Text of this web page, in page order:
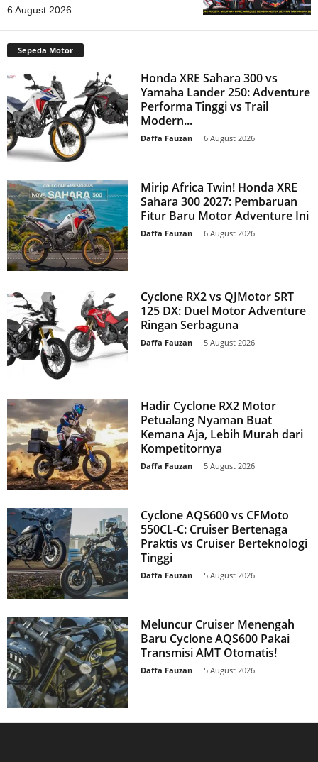
6 August 2026
Sepeda Motor
Honda XRE Sahara 300 vs
Yamaha Lander 250: Adventure
Performa Tinggi vs Trail
Modern...
Daffa Fauzan 6 August 2026
Mirip Africa Twin! Honda XRE
Sahara 300 2027: Pembaruan
Fitur Baru Motor Adventure Ini
Daffa Fauzan 6 August 2026
Cyclone RX2 vs QJMotor SRT
125 DX: Duel Motor Adventure
Ringan Serbaguna
Daffa Fauzan 5 August 2026
Hadir Cyclone RX2 Motor
Petualang Nyaman Buat
Kemana Aja, Lebih Murah dari
Kompetitornya
Daffa Fauzan 5 August 2026
Cyclone AQS600 vs CFMoto
550CL-C: Cruiser Bertenaga
Praktis vs Cruiser Berteknologi
Tinggi
Daffa Fauzan 5 August 2026
Meluncur Cruiser Menengah
Baru Cyclone AQS600 Pakai
Transmisi AMT Otomatis!
Daffa Fauzan 5 August 2026